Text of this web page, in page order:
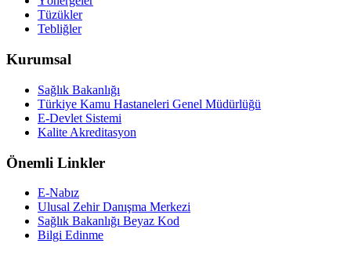
Tüzükler
Tebliğler
Kurumsal
Sağlık Bakanlığı
Türkiye Kamu Hastaneleri Genel Müdürlüğü
E-Devlet Sistemi
Kalite Akreditasyon
Önemli Linkler
E-Nabız
Ulusal Zehir Danışma Merkezi
Sağlık Bakanlığı Beyaz Kod
Bilgi Edinme